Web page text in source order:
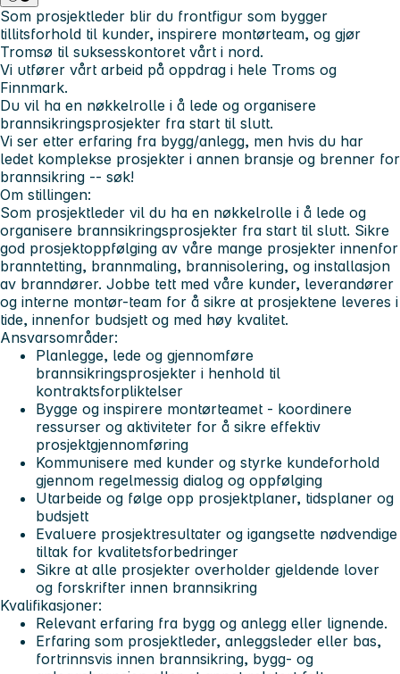
Som prosjektleder blir du frontfigur som bygger
tillitsforhold til kunder, inspirere montørteam, og gjør
Tromsø til suksesskontoret vårt i nord.
Vi utfører vårt arbeid på oppdrag i hele Troms og
Finnmark.
Du vil ha en nøkkelrolle i å lede og organisere
brannsikringsprosjekter fra start til slutt.
Vi ser etter erfaring fra bygg/anlegg, men hvis du har
ledet komplekse prosjekter i annen bransje og brenner for
brannsikring -- søk!
Om stillingen:
Som prosjektleder vil du ha en nøkkelrolle i å lede og
organisere brannsikringsprosjekter fra start til slutt. Sikre
god prosjektoppfølging av våre mange prosjekter innenfor
branntetting, brannmaling, brannisolering, og installasjon
av branndører. Jobbe tett med våre kunder, leverandører
og interne montør-team for å sikre at prosjektene leveres i
tide, innenfor budsjett og med høy kvalitet.
Ansvarsområder:
Planlegge, lede og gjennomføre
brannsikringsprosjekter i henhold til
kontraktsforpliktelser
Bygge og inspirere montørteamet - koordinere
ressurser og aktiviteter for å sikre effektiv
prosjektgjennomføring
Kommunisere med kunder og styrke kundeforhold
gjennom regelmessig dialog og oppfølging
Utarbeide og følge opp prosjektplaner, tidsplaner og
budsjett
Evaluere prosjektresultater og igangsette nødvendige
tiltak for kvalitetsforbedringer
Sikre at alle prosjekter overholder gjeldende lover
og forskrifter innen brannsikring
Kvalifikasjoner:
Relevant erfaring fra bygg og anlegg eller lignende.
Erfaring som prosjektleder, anleggsleder eller bas,
fortrinnsvis innen brannsikring, bygg- og